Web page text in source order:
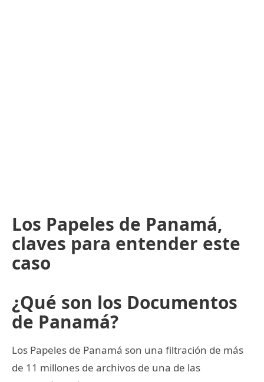
Los Papeles de Panamá,
claves para entender este
caso
¿Qué son los Documentos
de Panamá?
Los Papeles de Panamá son una filtración de más
de 11 millones de archivos de una de las